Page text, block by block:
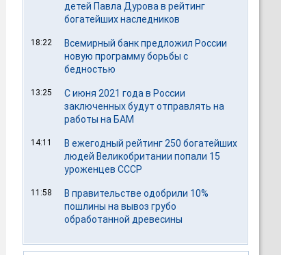
детей Павла Дурова в рейтинг
богатейших наследников
18:22
Всемирный банк предложил России
новую программу борьбы с
бедностью
13:25
С июня 2021 года в России
заключенных будут отправлять на
работы на БАМ
14:11
В ежегодный рейтинг 250 богатейших
людей Великобритании попали 15
уроженцев СССР
11:58
В правительстве одобрили 10%
пошлины на вывоз грубо
обработанной древесины